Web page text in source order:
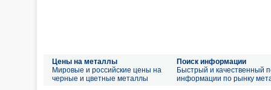
Цены на металлы
Мировые и российские цены на
черные и цветные металлы
Поиск информации
Быстрый и качественный
информации по рынку